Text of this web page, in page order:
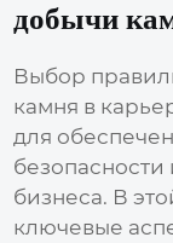
добычи
Выбор
камня в
для
бизнеса. В
ключевые